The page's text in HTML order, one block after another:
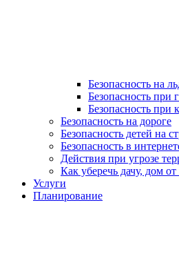
Безопасность на
Безопасность при
Безопасность при
Безопасность на дороге
Безопасность детей на
Безопасность в
Действия при угрозе
Как уберечь дачу, дом
Услуги
Планирование